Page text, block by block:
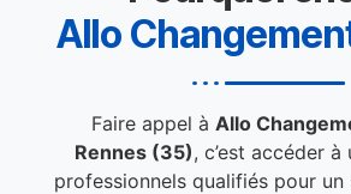
Allo
Faire appel à Allo
Rennes (35), c’est accéder à
professionnels qualifiés pour un